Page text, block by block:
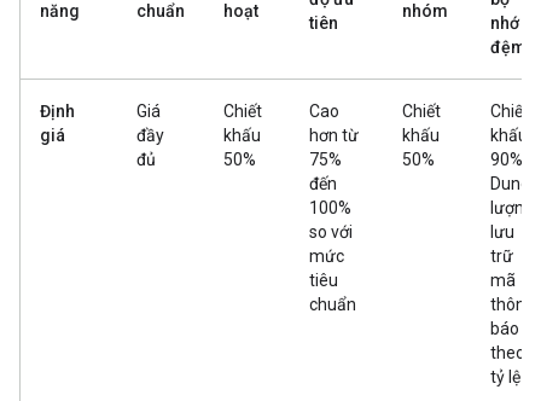
năng
chuẩn
hoạt
tiên
nhóm
nhớ
đệm
Định
giá
Giá
đầy
đủ
Chiết
khấu
50%
Cao
hơn từ
75%
đến
100%
so với
mức
tiêu
chuẩn
Chiết
khấu
50%
Chiết
khấu
90% +
Dung
lượng
lưu
trữ
mã
thông
báo
theo
tỷ lệ